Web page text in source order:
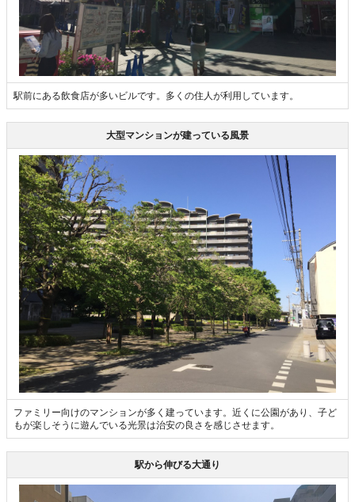
駅前にある飲食店が多いビルです。多くの住人が利用しています。
大型マンションが建っている風景
ファミリー向けのマンションが多く建っています。近くに公園があり、子ど
もが楽しそうに遊んでいる光景は治安の良さを感じさせます。
駅から伸びる大通り